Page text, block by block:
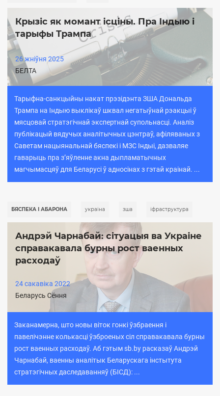
Крызіс як момант ісціны. Пра Індыю і
тарыфы Трампа
26 жніўня 2025
БЕЛТА
Тарыфна-санкцыйны накат прэзідэнта ЗША Дональда
Трампа на Індыю выклікаў шквал негатыўнай рэакцыі ў
мясцовай стратэгічнай экспертнай супольнасці. Аналіз
публікацый вядучых аналітычных цэнтраў, афіляваных з
Саветам нацыянальнай бяспекі і МЗС Індыі, дазваляе
гаварыць пра з’яўленне акна дыпламатычных
магчымасцяў для Беларусі ў адносінах з гэтай краінай. ...
БЯСПЕКА І АБАРОНА украіна зша iфраструктура
Андрэй Чарнабай: сітуацыя ва Украіне
справакавала бурны рост ваенных
расходаў
24 cакавіка 2022
Беларусь Сёння
Заканамерна, што новы віток гонкі ўзбраення і
павелічэнне колькасці ўзброеных сіл справакавала бурны
рост ваенных расходаў. Аб гэтым sb.by расказаў Андрэй
Чарнабай, ваенны аналітык Беларускага інстытута
стратэгічных даследаванняў (БІСД): ...